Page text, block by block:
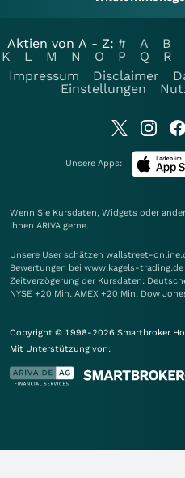
Aktien von A - Z: # A B
K
L M N O P Q R
Impressum
Disclaimer
Einstellungen
Unsere Apps:
Wenn Sie Kursdaten, Widgets oder
Ihnen ARIVA gerne.
Unsere User schätzen wallstreet-
Bewertungen bei www.kagels-trading.de
Zeitverzögerung der Kursdaten:
NYSE +20 Min. AMEX +20 Min. Dow
Copyright © 1998-2026 Smartbroker
Mit Unterstützung von: